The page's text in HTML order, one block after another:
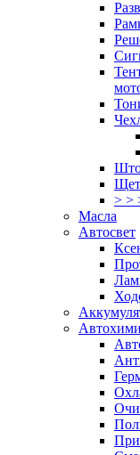
>
Масла
Автосвет